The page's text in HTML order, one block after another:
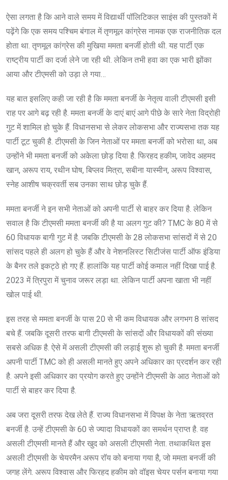
ऐसा लगता है कि आने वाले समय में विद्यार्थी पॉलिटिकल साइंस की पुस्तकों में
पढ़ेंगे कि एक समय पश्चिम बंगाल में तृणमूल कांग्रेस नामक एक राजनीतिक दल
होता था. तृणमूल कांग्रेस की मुखिया ममता बनर्जी होती थी. यह पार्टी एक
राष्ट्रीय पार्टी का दर्जा लेने जा रही थी. लेकिन तभी हवा का एक भारी झोंका
आया और टीएमसी को उड़ा ले गया…
यह बात इसलिए कही जा रही है कि ममता बनर्जी के नेतृत्व वाली टीएमसी इसी
राह पर आगे बढ़ रही है. ममता बनर्जी के दाएं बाएं आगे पीछे के सारे नेता विद्रोही
गुट में शामिल हो चुके हैं. विधानसभा से लेकर लोकसभा और राज्यसभा तक यह
पार्टी टूट चुकी है. टीएमसी के जिन नेताओं पर ममता बनर्जी को भरोसा था, अब
उन्होंने भी ममता बनर्जी को अकेला छोड़ दिया है. फिरहद हकीम, जावेद अहमद
खान, अरूप राय, रथीन घोष, बिप्लव मित्रा, सबीना यास्मीन, अरूप विश्वास,
स्नेह आशीष चक्रवर्ती सब उनका साथ छोड़ चुके हैं.
ममता बनर्जी ने इन सभी नेताओं को अपनी पार्टी से बाहर कर दिया है. लेकिन
सवाल है कि टीएमसी ममता बनर्जी की है या अलग गुट की? TMC के 80 में से
60 विधायक बागी गुट में है. जबकि टीएमसी के 28 लोकसभा सांसदों में से 20
सांसद पहले ही अलग हो चुके हैं और वे नेशनलिस्ट सिटीजंस पार्टी ऑफ इंडिया
के बैनर तले इकट्ठे हो गए हैं. हालांकि यह पार्टी कोई कमाल नहीं दिखा पाई है.
2023 में त्रिपुरा में चुनाव जरूर लड़ा था. लेकिन पार्टी अपना खाता भी नहीं
खोल पाई थी.
इस तरह से ममता बनर्जी के पास 20 से भी कम विधायक और लगभग 8 सांसद
बचे हैं. जबकि दूसरी तरफ बागी टीएमसी के सांसदों और विधायकों की संख्या
सबसे अधिक है. ऐसे में असली टीएमसी की लड़ाई शुरू हो चुकी है. ममता बनर्जी
अपनी पार्टी TMC को ही असली मानते हुए अपने अधिकार का प्रदर्शन कर रही
है. अपने इसी अधिकार का प्रयोग करते हुए उन्होंने टीएमसी के आठ नेताओं को
पार्टी से बाहर कर दिया है.
अब जरा दूसरी तरफ देख लेते हैं. राज्य विधानसभा में विपक्ष के नेता ऋतव्रत
बनर्जी है. उन्हें टीएमसी के 60 से ज्यादा विधायकों का समर्थन प्राप्त है. वह
असली टीएमसी मानते हैं और खुद को असली टीएमसी नेता. तथाकथित इस
असली टीएमसी के चेयरमैन अरूप राॅय को बनाया गया है, जो ममता बनर्जी की
जगह लेंगे. अरूप विश्वास और फिरहद हकीम को वॉइस चेयर पर्सन बनाया गया